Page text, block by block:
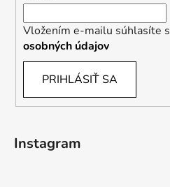
Vložením e-mailu súhlasíte s
osobných údajov
PRIHLÁSIŤ SA
Instagram